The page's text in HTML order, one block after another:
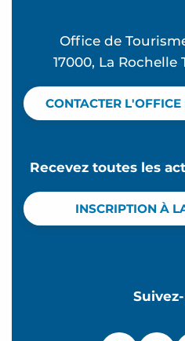
Office de
17000, La Rochelle
CONTACTER
Recevez toutes les
INSCRIPTION À